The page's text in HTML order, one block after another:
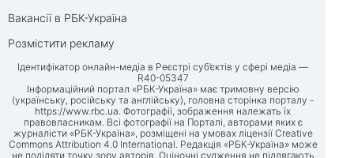
Вакансії в РБК-Україна
Розмістити рекламу
Ідентифікатор онлайн-медіа в Реєстрі суб’єктів у сфері медіа —
R40-05347
Інформаційний портал «РБК-Україна» має тримовну версію
(українську, російську та англійську), головна сторінка порталу -
https://www.rbc.ua . Фотографії, зображення належать їх
правовласникам. Всі фотографії на Порталі, авторами яких є
журналісти «РБК-Україна», розміщені на умовах ліцензії Creative
Commons Attribution 4.0 International. Редакція «РБК-Україна» може
не поділяти точку зору авторів. Оціночні судження не підлягають